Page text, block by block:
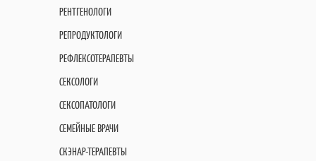
РЕНТГЕНОЛОГИ
РЕПРОДУКТОЛОГИ
РЕФЛЕКСОТЕРАПЕВТЫ
СЕКСОЛОГИ
СЕКСОПАТОЛОГИ
СЕМЕЙНЫЕ ВРАЧИ
СКЭНАР-ТЕРАПЕВТЫ